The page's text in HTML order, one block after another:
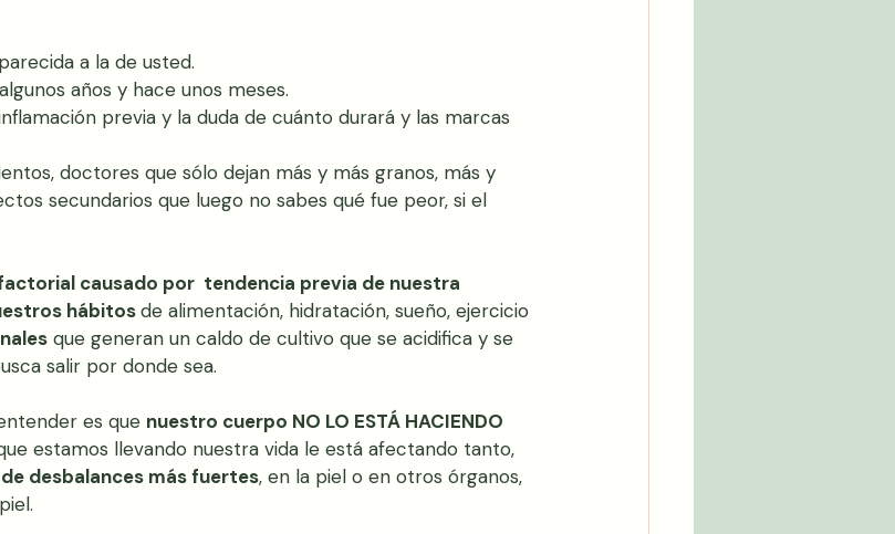
a la de usted.
años y hace unos meses.
previa y la duda de cuánto durará y las marcas
doctores que sólo dejan más y más granos, más y
secundarios que luego no sabes qué fue peor, si el
causado por  tendencia previa de nuestra
hábitos de alimentación, hidratación, sueño, ejercicio
que generan un caldo de cultivo que se acidifica y se
salir por donde sea.
es que nuestro cuerpo NO LO ESTÁ HACIENDO
estamos llevando nuestra vida le está afectando tanto,
desbalances más fuertes, en la piel o en otros órganos,